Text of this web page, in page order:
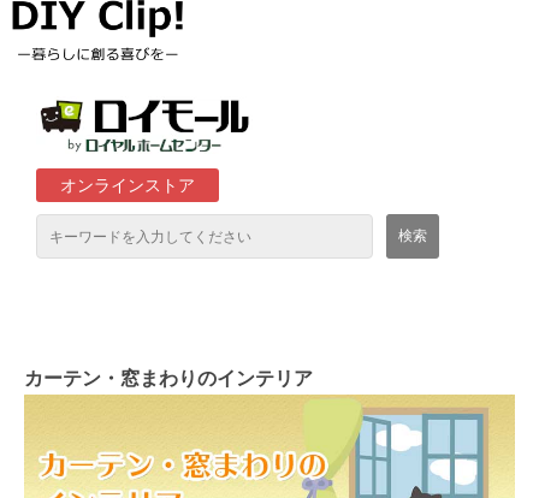
オンラインストア
カーテン・窓まわりのインテリア